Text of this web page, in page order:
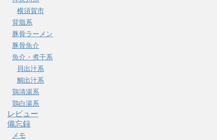
横須賀市
背脂系
豚骨ラーメン
豚骨魚介
魚介・煮干系
貝出汁系
鯛出汁系
鶏清湯系
鶏白湯系
レビュー
備忘録
メモ